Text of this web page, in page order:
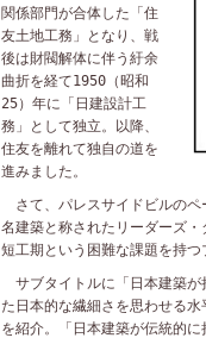
関係部門が合体した「住
友土地工務」となり、戦
後は財閥解体に伴う紆余
曲折を経て1950 （昭和
25）年に「日建設計工
務」として独立。以降、
住友を離れて独自の道を
進みました。
さて、パレスサイドビルのペ
名建築と称されたリーダーズ・
短工期という困難な課題を持つ
サブタイトルに「 日本建築
た日本的な繊細さを思わせる
を紹介。「 日本建築が伝統的